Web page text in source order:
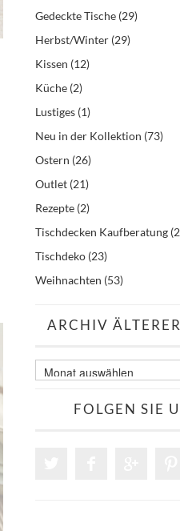
Gedeckte Tische (29)
Herbst/Winter (29)
Kissen (12)
Küche (2)
Lustiges (1)
Neu in der Kollektion (73)
Ostern (26)
Outlet (21)
Rezepte (2)
Tischdecken Kaufberatung
Tischdeko (23)
Weihnachten (53)
ARCHIV
Archiv
älterer
FOLGEN SIE